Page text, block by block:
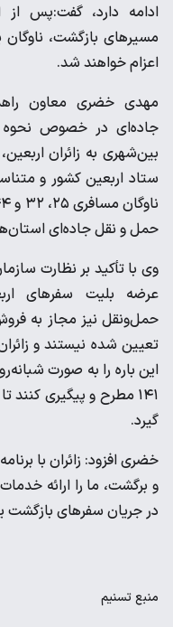
ادامه دارد، گفت:پس از
اعزام خواهند شد.
مهدی خضری معاون
جاده‌ای در خصوص نحوه
بین‌شهری به زائران
ستاد اربعین کشور و
حمل و نقل جاده‌ای
وی با تأکید بر نظارت
عرضه بلیت سفرهای
حمل‌ونقل نیز مجاز به
تعیین شده نیستند و
این باره را به صورت
۱۴۱ مطرح و پیگیری
گیرد.
خضری افزود: زائران با
و برگشت، ما را ارائه
در جریان سفرهای بازگشت
منبعتسنیم